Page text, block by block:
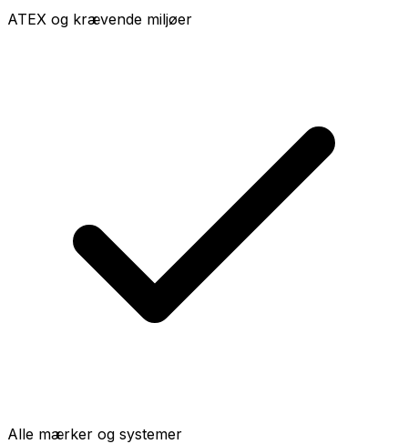
ATEX og krævende miljøer
Alle mærker og systemer